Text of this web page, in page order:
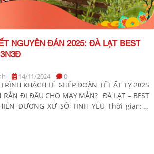
NGUYÊN ĐÁN 2025: ĐÀ LẠT BEST
14/11/2024 0
KHÁCH LẺ GHÉP ĐOÀN TẾT ẤT TỴ 2025
RẮN ĐI ĐÂU CHO MAY MẮN? ĐÀ LẠT – BEST
ĐƯỜNG XỨ SỞ TÌNH YÊU Thời gian: 3